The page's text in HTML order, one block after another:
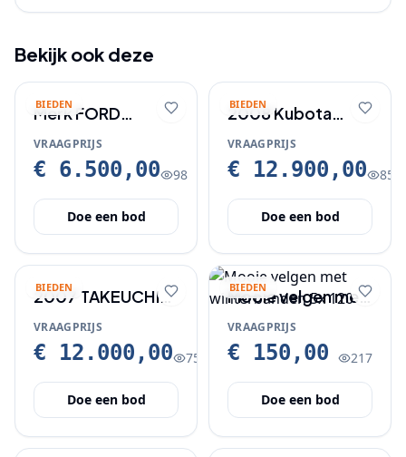
Bekijk ook deze
BIEDEN
Merk FORD
TRANSIT
VRAAGPRIJS
€ 6.500,00 98
Doe een bod
BIEDEN
2008 Kubota
KX91-3
VRAAGPRIJS
€ 12.900,00 85
Doe een bod
BIEDEN
2007 TAKEUCHI
TB145
VRAAGPRIJS
€ 12.000,00 75
Doe een bod
BIEDEN
Mooie velgen met
winterbanden 5x
120
VRAAGPRIJS
€ 150,00 217
Doe een bod